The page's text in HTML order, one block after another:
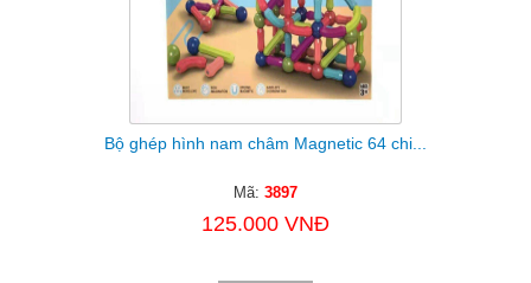
Bộ ghép hình nam châm Magnetic 64 chi...
Mã: 3897
125.000 VNĐ